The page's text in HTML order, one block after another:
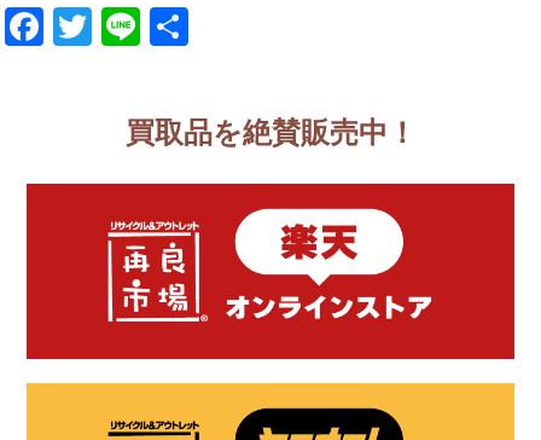
Facebook
Twitter
Line
買取品を絶賛販売中！